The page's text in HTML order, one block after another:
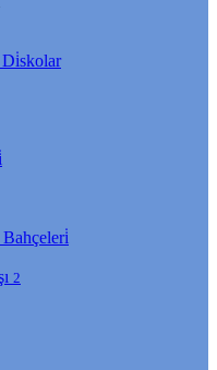
Bahçeleri̇
2